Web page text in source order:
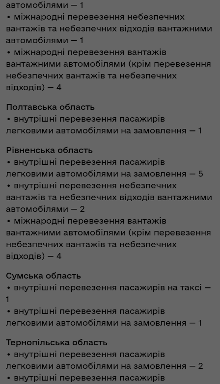
автомобілями — 1
• міжнародні перевезення небезпечних
вантажів та небезпечних відходів вантажними
автомобілями — 1
• міжнародні перевезення вантажів
вантажними автомобілями (крім перевезення
небезпечних вантажів та небезпечних
відходів) — 4
Полтавська область
• внутрішні перевезення пасажирів
легковими автомобілями на замовлення — 1
Рівненська область
• внутрішні перевезення пасажирів
легковими автомобілями на замовлення — 5
• внутрішні перевезення небезпечних
вантажів та небезпечних відходів вантажними
автомобілями — 2
• міжнародні перевезення вантажів
вантажними автомобілями (крім перевезення
небезпечних вантажів та небезпечних
відходів) — 4
Сумська область
• внутрішні перевезення пасажирів на таксі —
1
• внутрішні перевезення пасажирів
легковими автомобілями на замовлення — 1
Тернопільська область
• внутрішні перевезення пасажирів
легковими автомобілями на замовлення — 2
• внутрішні перевезення пасажирів